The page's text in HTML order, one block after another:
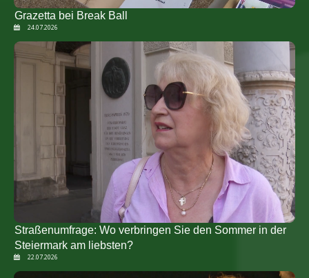
Grazetta bei Break Ball
24.07.2026
Straßenumfrage: Wo verbringen Sie den Sommer in der
Steiermark am liebsten?
22.07.2026